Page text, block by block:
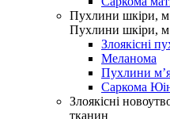
Пухлини шкіри,
Пухлини шкіри,
Злоякісні
Меланома
Пухлини
Саркома
Злоякісні
тканин